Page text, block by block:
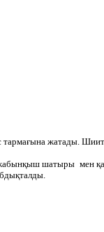
тармағына жатады.
шатыры мен